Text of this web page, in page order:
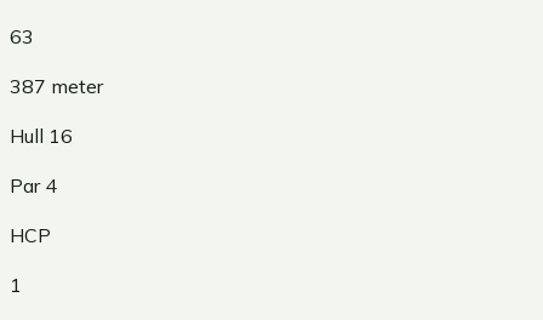
63
387 meter
Hull 16
Par 4
HCP
1